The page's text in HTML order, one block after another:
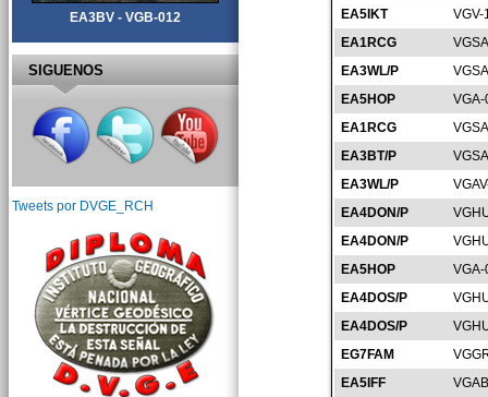
EA5IKT
VGV-
EA1RCG
EA3WL/P
EA5HOP
EA1RCG
EA3BT/P
EA3WL/P
EA4DON/P
EA4DON/P
EA5HOP
EA4DOS/P
EA4DOS/P
EG7FAM
EA5IFF
EA3BV - VGB-012
SIGUENOS
Tweets por DVGE_RCH